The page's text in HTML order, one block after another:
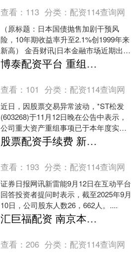
查看： 113 分类： 配资114查询网
（原标题：日本国债抛售加剧干预风
险，10年期收益率升至2.1%创1999年来
新高） 金吾财讯|日本金融市场近期出现
显著波动，10年期国债收益率攀升至
2.1%，较....
博泰配资平台 重组完成后主营业务变更 *ST松发股价连续上涨后创出历史新高
查看： 101 分类： 配资114查询网
近日，因股票交易异常波动，*ST松发
(603268)于11月12日晚在公告中表示，
公司重大资产重组事项已于本年度实施
完毕，主营业务发生重大变化。11月13
日，*....
股票配资手续费 新雷能：截至2025年9月10日，公司股东人数26662人
查看： 193 分类： 配资114查询网
证券日报网讯新雷能9月12日在互动平台
回答投资者提问时表示，截至2025年9月
10日，公司股东人数26，662人。....
汇巨福配资 南京本土知名房企被追债！紫金山北麓惊现大片烂尾项目
查看：206 分类： 配资114查询网